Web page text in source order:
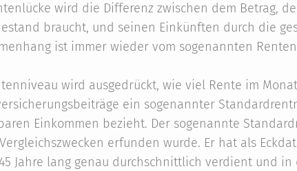
wird die Differenz zwischen dem Betrag,
braucht, und seinen Einkünften durch die
ist immer wieder vom sogenannten
wird ausgedrückt, wie viel Rente im
ein sogenannter
Einkommen bezieht. Der sogenannte
erfunden wurde. Er hat als
Jahre lang genau durchschnittlich verdient und